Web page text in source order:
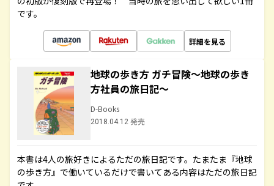
です。
詳細を見る
地球の歩き方 ガチ冒険～地球の歩き
方社員の旅日記～
D-Books
2018.04.12 発売
本書は4人の旅好きによるただの旅日記です。たまたま『地球
の歩き方』で働いているだけで書いてある内容はただの旅日記